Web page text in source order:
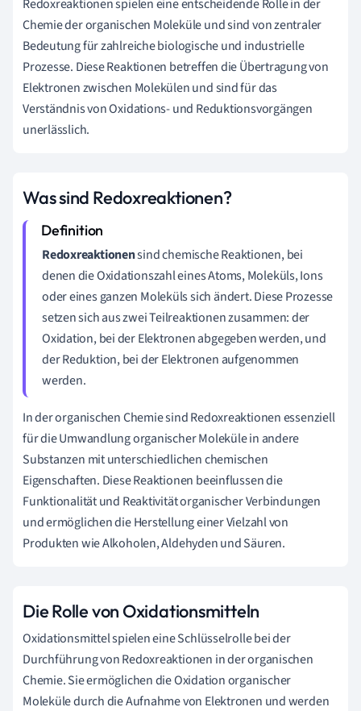
Redoxreaktionen spielen eine entscheidende Rolle in der
Chemie der organischen Moleküle und sind von zentraler
Bedeutung für zahlreiche biologische und industrielle
Prozesse. Diese Reaktionen betreffen die Übertragung von
Elektronen zwischen Molekülen und sind für das
Verständnis von Oxidations- und Reduktionsvorgängen
unerlässlich.
Was sind Redoxreaktionen?
Redoxreaktionensind chemische Reaktionen, bei
denen die Oxidationszahl eines Atoms, Moleküls, Ions
oder eines ganzen Moleküls sich ändert. Diese Prozesse
setzen sich aus zwei Teilreaktionen zusammen: der
Oxidation, bei der Elektronen abgegeben werden, und
der Reduktion, bei der Elektronen aufgenommen
werden.
In der organischen Chemie sind Redoxreaktionen essenziell
für die Umwandlung organischer Moleküle in andere
Substanzen mit unterschiedlichen chemischen
Eigenschaften. Diese Reaktionen beeinflussen die
Funktionalität und Reaktivität organischer Verbindungen
und ermöglichen die Herstellung einer Vielzahl von
Produkten wie Alkoholen, Aldehyden und Säuren.
Die Rolle von Oxidationsmitteln
Oxidationsmittel spielen eine Schlüsselrolle bei der
Durchführung von Redoxreaktionen in der organischen
Chemie. Sie ermöglichen die Oxidation organischer
Moleküle durch die Aufnahme von Elektronen und werden